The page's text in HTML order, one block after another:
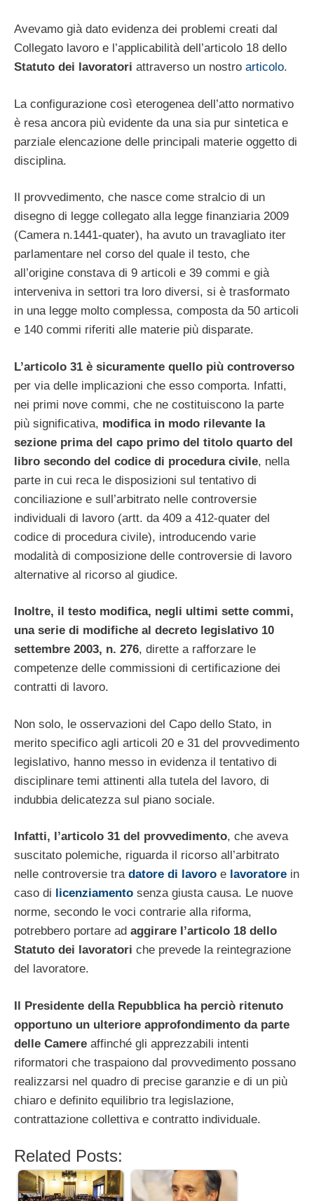
Avevamo già dato evidenza dei problemi creati dal
Collegato lavoro e l’applicabilità dell’articolo 18 dello
Statuto dei lavoratori attraverso un nostro articolo.
La configurazione così eterogenea dell’atto normativo
è resa ancora più evidente da una sia pur sintetica e
parziale elencazione delle principali materie oggetto di
disciplina.
Il provvedimento, che nasce come stralcio di un
disegno di legge collegato alla legge finanziaria 2009
(Camera n.1441-quater), ha avuto un travagliato iter
parlamentare nel corso del quale il testo, che
all’origine constava di 9 articoli e 39 commi e già
interveniva in settori tra loro diversi, si è trasformato
in una legge molto complessa, composta da 50 articoli
e 140 commi riferiti alle materie più disparate.
L’articolo 31 è sicuramente quello più controverso
per via delle implicazioni che esso comporta. Infatti,
nei primi nove commi, che ne costituiscono la parte
più significativa, modifica in modo rilevante la
sezione prima del capo primo del titolo quarto del
libro secondo del codice di procedura civile, nella
parte in cui reca le disposizioni sul tentativo di
conciliazione e sull’arbitrato nelle controversie
individuali di lavoro (artt. da 409 a 412-quater del
codice di procedura civile), introducendo varie
modalità di composizione delle controversie di lavoro
alternative al ricorso al giudice.
Inoltre, il testo modifica, negli ultimi sette commi,
una serie di modifiche al decreto legislativo 10
settembre 2003, n. 276, dirette a rafforzare le
competenze delle commissioni di certificazione dei
contratti di lavoro.
Non solo, le osservazioni del Capo dello Stato, in
merito specifico agli articoli 20 e 31 del provvedimento
legislativo, hanno messo in evidenza il tentativo di
disciplinare temi attinenti alla tutela del lavoro, di
indubbia delicatezza sul piano sociale.
Infatti, l’articolo 31 del provvedimento, che aveva
suscitato polemiche, riguarda il ricorso all’arbitrato
nelle controversie tra datore di lavoro e lavoratore in
caso di
licenziamento senza giusta causa. Le nuove
norme, secondo le voci contrarie alla riforma,
potrebbero portare ad aggirare l’articolo 18 dello
Statuto dei lavoratori che prevede la reintegrazione
del lavoratore.
Il Presidente della Repubblica ha perciò ritenuto
opportuno un ulteriore approfondimento da parte
delle Camere affinché gli apprezzabili intenti
riformatori che traspaiono dal provvedimento possano
realizzarsi nel quadro di precise garanzie e di un più
chiaro e definito equilibrio tra legislazione,
contrattazione collettiva e contratto individuale.
Related Posts: